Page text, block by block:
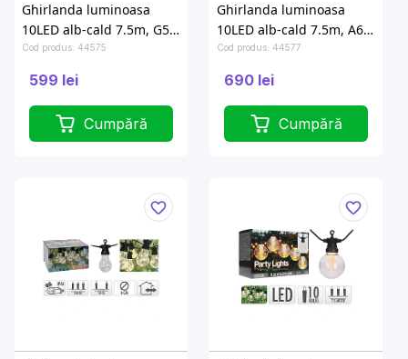
Ghirlanda luminoasa
10LED alb-cald 7.5m, G50,
D5cm
Cod produs: 44575
599 lei
Cumpără
Ghirlanda luminoasa
10LED alb-cald 7.5m, A60,
D6cm
Cod produs: 44577
690 lei
Cumpără